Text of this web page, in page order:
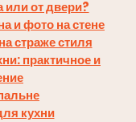
или от двери?
и фото на стене
страже стиля
практичное и
кухни